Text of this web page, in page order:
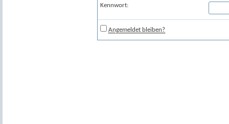
Kennwort:
Angemeldet bleiben?